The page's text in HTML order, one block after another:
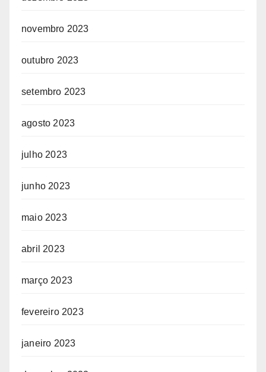
novembro 2023
outubro 2023
setembro 2023
agosto 2023
julho 2023
junho 2023
maio 2023
abril 2023
março 2023
fevereiro 2023
janeiro 2023